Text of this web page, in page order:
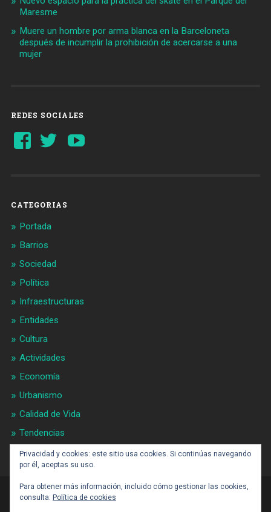
Maresme
Muere un hombre por arma blanca en la Barceloneta
después de incumplir la prohibición de acercarse a una
mujer
REDES SOCIALES
Ver
perfil
Ver
perfil
CATEGORIAS
Portada
Barrios
Sociedad
Política
Infraestructuras
Entidades
Cultura
Actividades
Economía
Urbanismo
Calidad de Vida
Tendencias
Gran BCN
CONTACTO: BARCELONAALDIA21 (ARROBA)
Privacidad y cookies: este sitio usa cookies. Si continúas navegando
por él, aceptas su uso.
Para obtener más información, incluido cómo gestionar las cookies,
consulta: Política de cookies